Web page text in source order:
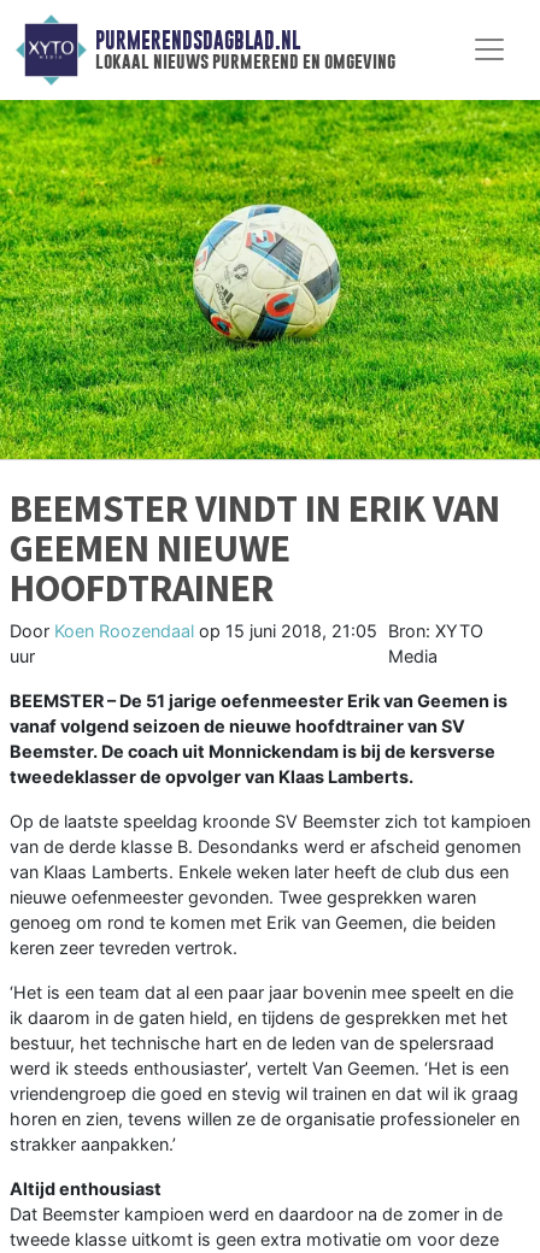
PURMERENDSDAGBLAD.NL
lokaal nieuws purmerend en omgeving
BEEMSTER VINDT IN ERIK VAN
GEEMEN NIEUWE
HOOFDTRAINER
Door Koen Roozendaal op 15 juni 2018, 21:05
uur
Bron: XYTO
Media
BEEMSTER – De 51 jarige oefenmeester Erik van Geemen is
vanaf volgend seizoen de nieuwe hoofdtrainer van SV
Beemster. De coach uit Monnickendam is bij de kersverse
tweedeklasser de opvolger van Klaas Lamberts.
Op de laatste speeldag kroonde SV Beemster zich tot kampioen
van de derde klasse B. Desondanks werd er afscheid genomen
van Klaas Lamberts. Enkele weken later heeft de club dus een
nieuwe oefenmeester gevonden. Twee gesprekken waren
genoeg om rond te komen met Erik van Geemen, die beiden
keren zeer tevreden vertrok.
‘Het is een team dat al een paar jaar bovenin mee speelt en die
ik daarom in de gaten hield, en tijdens de gesprekken met het
bestuur, het technische hart en de leden van de spelersraad
werd ik steeds enthousiaster’, vertelt Van Geemen. ‘Het is een
vriendengroep die goed en stevig wil trainen en dat wil ik graag
horen en zien, tevens willen ze de organisatie professioneler en
strakker aanpakken.’
Altijd enthousiast
Dat Beemster kampioen werd en daardoor na de zomer in de
tweede klasse uitkomt is geen extra motivatie om voor deze